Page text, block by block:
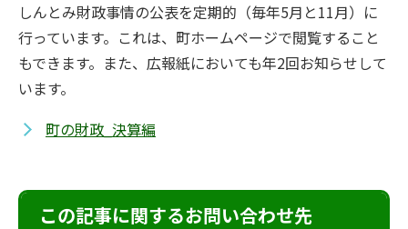
しんとみ財政事情の公表を定期的（毎年5月と11月）に
行っています。これは、町ホームページで閲覧すること
もできます。また、広報紙においても年2回お知らせして
います。
町の財政_決算編
この記事に関するお問い合わせ先